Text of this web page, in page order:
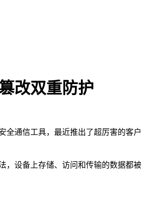
改双重防护
通信工具，最近推出了超厉害的客
设备上存储、访问和传输的数据都